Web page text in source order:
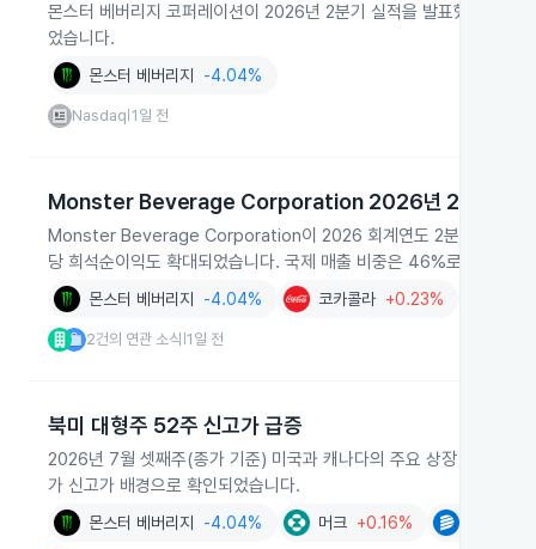
몬스터 베버리지 코퍼레이션이 2026년 2분기 실적을 발표했으며
었습니다.
몬스터 베버리지 -4.04%
Nasdaq 1일 전
Monster Beverage Corporation 2026년 2분기 실
Monster Beverage Corporation이 2026 회계연도 2분기 순매출
당 희석순이익도 확대되었습니다. 국제 매출 비중은 46%로 높아졌
몬스터 베버리지 -4.04% 코카콜라 +0.23%
2건의 연관 소식 1일 전
북미 대형주 52주 신고가 급증
2026년 7월 셋째주(종가 기준) 미국과 캐나다의 주요 상장 기업들이
가 신고가 배경으로 확인되었습니다.
몬스터 베버리지 -4.04% 머크 +0.16%